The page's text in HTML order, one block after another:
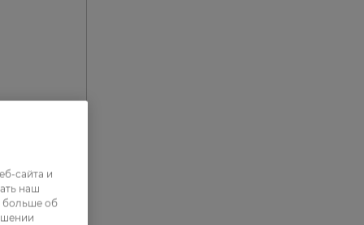
сайта и
наш
больше об